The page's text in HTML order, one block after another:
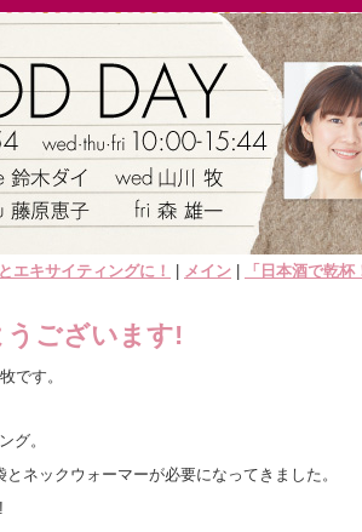
エキサイティングに！ メイン 「日本酒で乾
ございます!
です。
グ。
ネックウォーマーが必要になってきました。